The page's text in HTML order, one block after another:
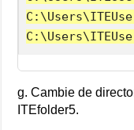
g. Cambie de
ITEfolder5.